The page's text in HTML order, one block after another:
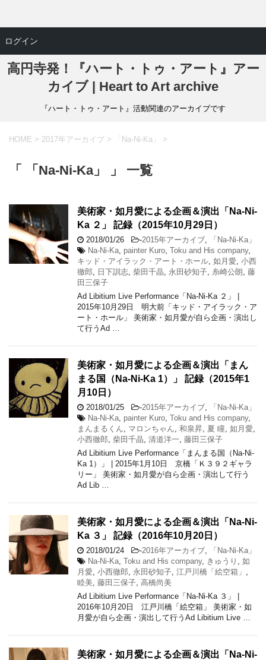
高円寺発！『ハート・トゥ・アート』アー
カイブ | Heart to Art archive
『ハート・トゥ・アート』活動関連のアーカイブです
HOME > 2017年アーカイブ > 「Na-Ni-Ka」 >
「 「Na-Ni-Ka」 」 一覧
美術家・如月愛による企画＆演出「Na-Ni-
Ka ２」 記録（2015年10月29日）
2018/01/26 -2015年アーカイブ
「Na-Ni-Ka」
Na-Ni-Ka painter Kuro Toku and His company,
キッド・アイラック・アート・ホール 如月愛 小西
徹郎
日下訓志 柴田千晶 永田砂知子 糸崎公朗 藤
田三保子
Ad Libitium Live Performance「Na-Ni-Ka ２」 |
2015年10月29日 明大前「キッド・アイラック・ア
ート・ホール」 美術家・如月愛が自ら企画・演出し
て行うAd …
美術家・如月愛による企画＆演出「まん
まる国（Na-Ni-Ka 1）」 記録（2015年1
月10日）
2018/01/25 -2015年アーカイブ
「Na-Ni-Ka」
Na-Ni-Ka painter Kuro Toku and His company,
まんまるくん
マロンちゃん 和泉昇 夏 瞳 如月愛
小西徹郎 柴田千晶 清道洋一 藤田三保子
Ad Libitium Live Performance「まんまる国（Na-Ni-
Ka 1）」 | 2015年1月10日 京橋「Ｋ３９２ギャラ
リー」 美術家・如月愛が自ら企画・演出して行う
Ad Lib …
美術家・如月愛による企画＆演出「Na-Ni-
Ka ３」 記録（2016年10月20日）
2018/01/24 -2016年アーカイブ
「Na-Ni-Ka」
Na-Ni-Ka Toku and His company, きゅうり
如
月愛 小西徹郎 永田砂知子 江戸川橋「絵空箱」
睦美 藤田三保子 高橋尚美
Ad Libitium Live Performance「Na-Ni-Ka ３」 |
2016年10月20日 江戸川橋「絵空箱」 美術家・如
月愛が自ら企画・演出して行うAd Libitium Live …
美術家・如月愛による企画＆演出「Na-Ni-
ログイン